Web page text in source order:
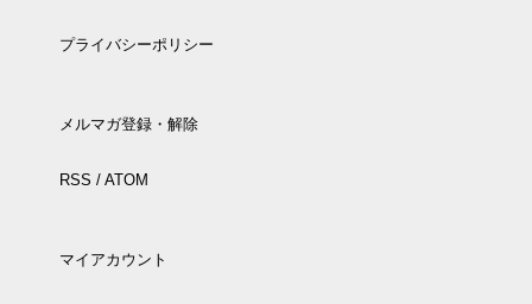
プライバシーポリシー
メルマガ登録・解除
RSS / ATOM
マイアカウント